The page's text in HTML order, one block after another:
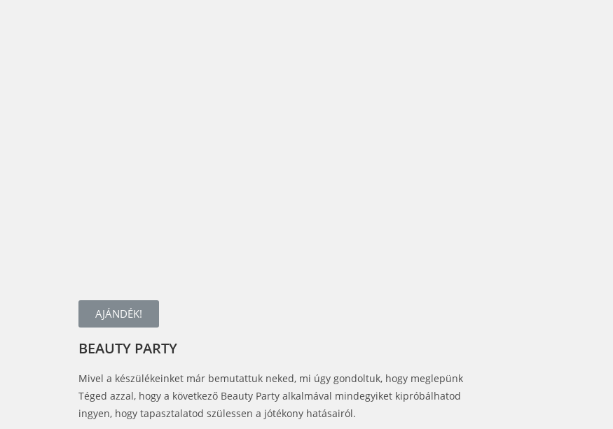
AJÁNDÉK!
BEAUTY PARTY
Mivel a készülékeinket már bemutattuk neked, mi úgy gondoltuk, hogy meglepünk
Téged azzal, hogy a következő Beauty Party alkalmával mindegyiket kipróbálhatod
ingyen, hogy tapasztalatod szülessen a jótékony hatásairól.